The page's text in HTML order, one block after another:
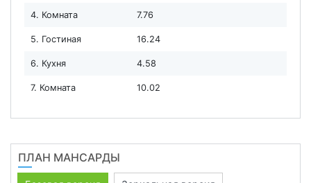
4. Комната 7.76
5. Гостиная 16.24
6. Кухня 4.58
7. Комната 10.02
ПЛАН МАНСАРДЫ